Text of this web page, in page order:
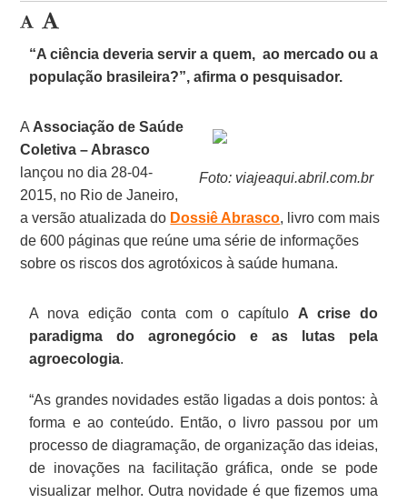
“A ciência deveria servir a quem, ao mercado ou a
população brasileira?”, afirma o pesquisador.
Foto: viajeaqui.abril.com.br
A Associação de Saúde
Coletiva – Abrasco
lançou no dia 28-04-
2015, no Rio de Janeiro,
a versão atualizada do Dossiê Abrasco, livro com mais
de 600 páginas que reúne uma série de informações
sobre os riscos dos agrotóxicos à saúde humana.
A nova edição conta com o capítulo A crise do
paradigma do agronegócio e as lutas pela
agroecologia.
“As grandes novidades estão ligadas a dois pontos: à
forma e ao conteúdo. Então, o livro passou por um
processo de diagramação, de organização das ideias,
de inovações na facilitação gráfica, onde se pode
visualizar melhor. Outra novidade é que fizemos uma